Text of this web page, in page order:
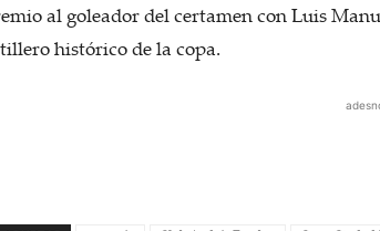
al goleador del certamen con Luis
histórico de la copa.